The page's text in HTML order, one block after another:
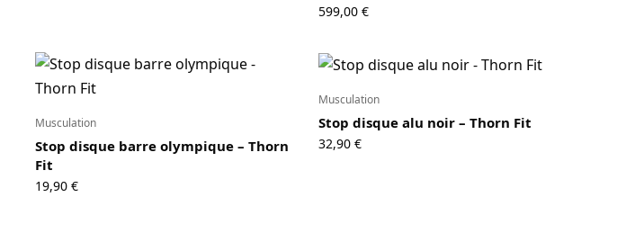
599,00 €
Musculation
Stop disque barre olympique – Thorn
Fit
19,90 €
Musculation
Stop disque alu noir – Thorn Fit
32,90 €